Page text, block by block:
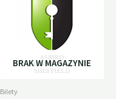
BRAK W MAGAZYNIE
Bilety